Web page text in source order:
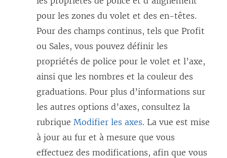
pour les zones du volet et des en-têtes.
Pour des champs continus, tels que Profit
ou Sales, vous pouvez définir les
propriétés de police pour le volet et l’axe,
ainsi que les nombres et la couleur des
graduations. Pour plus d’informations sur
les autres options d’axes, consultez la
rubrique Modifier les axes. La vue est mise
à jour au fur et à mesure que vous
effectuez des modifications, afin que vous